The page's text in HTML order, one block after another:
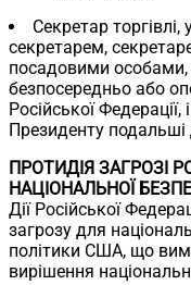
Секретар
секретарем,
посадовими особами,
безпосередньо або
Російської
Президенту подальші
ПРОТИДІЯ ЗАГРОЗІ
НАЦІОНАЛЬНОЇ
Дії Російської
загрозу для
політики США, що
вирішення